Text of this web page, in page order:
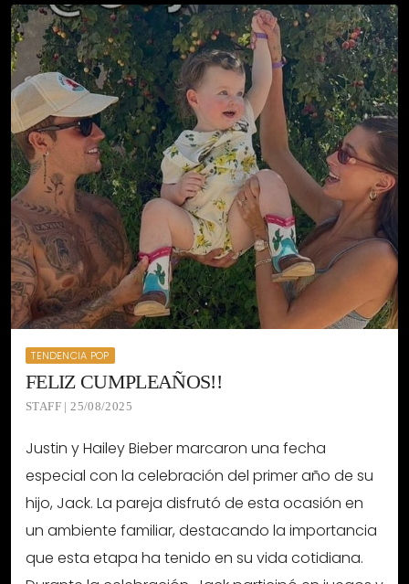
TENDENCIA POP
FELIZ CUMPLEAÑOS!!
STAFF | 25/08/2025
Justin y Hailey Bieber marcaron una fecha
especial con la celebración del primer año de su
hijo, Jack. La pareja disfrutó de esta ocasión en
un ambiente familiar, destacando la importancia
que esta etapa ha tenido en su vida cotidiana.